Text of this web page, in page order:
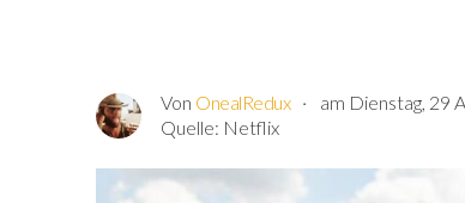
Von OnealRedux
am Dienstag, 29
Quelle: Netflix